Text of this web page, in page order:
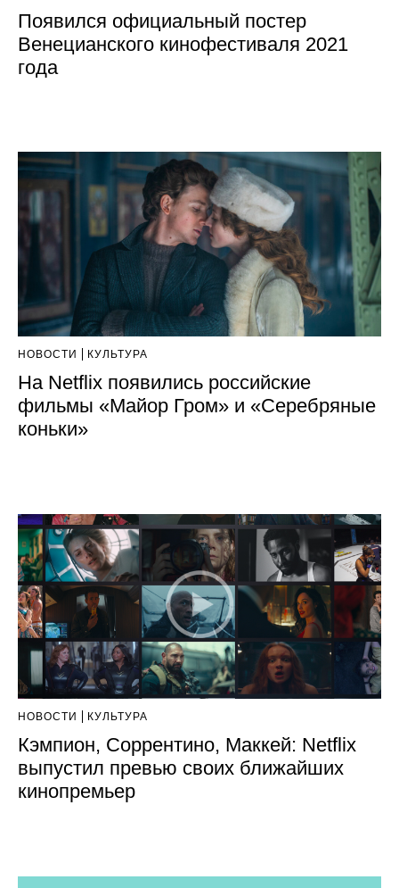
Появился официальный постер
Венецианского кинофестиваля 2021
года
НОВОСТИ КУЛЬТУРА
На Netflix появились российские
фильмы «Майор Гром» и «Серебряные
коньки»
НОВОСТИ КУЛЬТУРА
Кэмпион, Соррентино, Маккей: Netflix
выпустил превью своих ближайших
кинопремьер